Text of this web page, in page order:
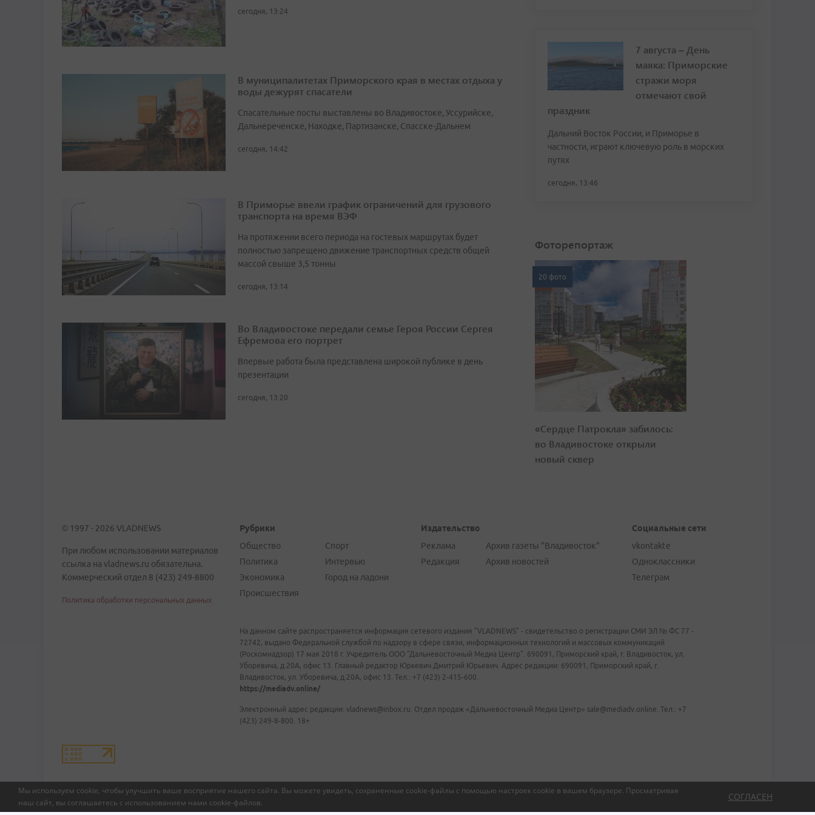
Мы используем cookie, чтобы улучшить ваше восприятие нашего сайта. Вы можете увидеть, сохраненные cookie-файлы с помощью настроек cookie в вашем браузере. Просматривая
наш сайт, вы соглашаетесь с использованием нами cookie-файлов.
СОГЛАСЕН
сегодня, 13:24
В муниципалитетах Приморского края в местах отдыха у
воды дежурят спасатели
Спасательные посты выставлены во Владивостоке, Уссурийске,
Дальнереченске, Находке, Партизанске, Спасске-Дальнем
сегодня, 14:42
В Приморье ввели график ограничений для грузового
транспорта на время ВЭФ
На протяжении всего периода на гостевых маршрутах будет
полностью запрещено движение транспортных средств общей
массой свыше 3,5 тонны
сегодня, 13:14
Во Владивостоке передали семье Героя России Сергея
Ефремова его портрет
Впервые работа была представлена широкой публике в день
презентации
сегодня, 13:20
7 августа – День
маяка: Приморские
стражи моря
отмечают свой
праздник
Дальний Восток России, и Приморье в
частности, играют ключевую роль в морских
путях
сегодня, 13:46
Фоторепортаж
20 фото
«Сердце Патрокла» забилось:
во Владивостоке открыли
новый сквер
© 1997 - 2026 VLADNEWS
При любом использовании материалов
ссылка на vladnews.ru обязательна.
Коммерческий отдел 8 (423) 249-8800
Политика обработки персональных данных
Рубрики
Общество
Политика
Экономика
Происшествия
Спорт
Интервью
Город на ладони
Издательство
Реклама
Редакция
Архив газеты "Владивосток"
Архив новостей
Социальные сети
vkontakte
Одноклассники
Телеграм
На данном сайте распространяется информация сетевого издания "VLADNEWS" - свидетельство о регистрации СМИ ЭЛ № ФС 77 -
72742, выдано Федеральной службой по надзору в сфере связи, информационных технологий и массовых коммуникаций
(Роскомнадзор) 17 мая 2018 г. Учредитель ООО "Дальневосточный Медиа Центр". 690091, Приморский край, г. Владивосток, ул.
Уборевича, д.20А, офис 13. Главный редактор Юркевич Дмитрий Юрьевич. Адрес редакции: 690091, Приморский край, г.
Владивосток, ул. Уборевича, д.20А, офис 13. Тел.: +7 (423) 2-415-600.
https://mediadv.online/
Электронный адрес редакции: vladnews@inbox.ru. Отдел продаж «Дальневосточный Медиа Центр» sale@mediadv.online. Тел.: +7
(423) 249-8-800. 18+